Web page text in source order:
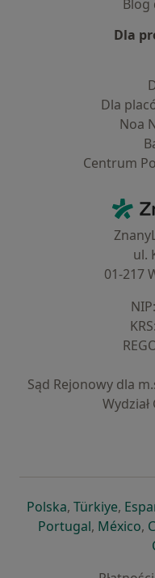
Blog
Dla
Dla
Noa
Centrum
ul.
01-217
Sąd Rejonowy dla
Polskaotwiera się w
, Türkiye,
Portugalotwiera
, México,